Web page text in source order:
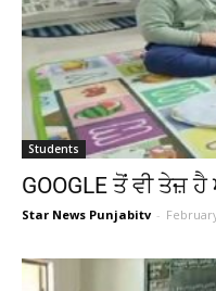
Students
GOOGLE ਤੋਂ ਵੀ ਤੇਜ਼
Star News Punjabitv -